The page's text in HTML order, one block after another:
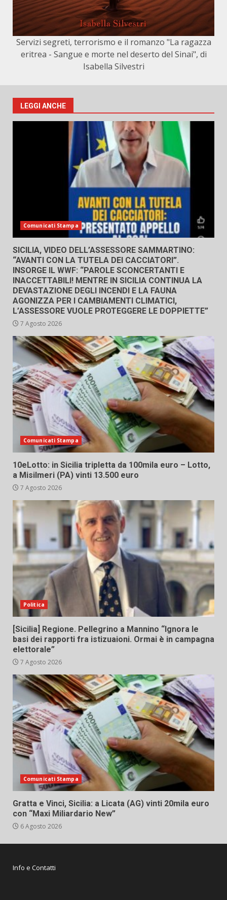
Servizi segreti, terrorismo e il romanzo "La ragazza
eritrea - Sangue e morte nel deserto del Sinai", di
Isabella Silvestri
LEGGI ANCHE
Comunicati Stampa
SICILIA, VIDEO DELL’ASSESSORE SAMMARTINO:
“AVANTI CON LA TUTELA DEI CACCIATORI”.
INSORGE IL WWF: “PAROLE SCONCERTANTI E
INACCETTABILI! MENTRE IN SICILIA CONTINUA LA
DEVASTAZIONE DEGLI INCENDI E LA FAUNA
AGONIZZA PER I CAMBIAMENTI CLIMATICI,
L’ASSESSORE VUOLE PROTEGGERE LE DOPPIETTE”
7 Agosto 2026
Comunicati Stampa
10eLotto: in Sicilia tripletta da 100mila euro – Lotto,
a Misilmeri (PA) vinti 13.500 euro
7 Agosto 2026
Politica
[Sicilia] Regione. Pellegrino a Mannino “Ignora le
basi dei rapporti fra istizuaioni. Ormai è in campagna
elettorale”
7 Agosto 2026
Comunicati Stampa
Gratta e Vinci, Sicilia: a Licata (AG) vinti 20mila euro
con “Maxi Miliardario New”
6 Agosto 2026
Info e Contatti